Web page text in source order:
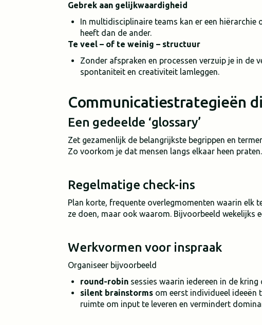
Gebrek aan gelijkwaardigheid
In multidisciplinaire teams kan er een hiërarchie
heeft dan de ander.
Te veel – of te weinig – structuur
Zonder afspraken en processen verzuip je in de
spontaniteit en creativiteit lamleggen.
Communicatiestrategieën
Een gedeelde ‘glossary’
Zet gezamenlijk de belangrijkste begrippen en
Zo voorkom je dat mensen langs elkaar heen praten.
Regelmatige check-ins
Plan korte, frequente overlegmomenten waarin elk
ze doen, maar ook waarom. Bijvoorbeeld wekelijks
Werkvormen voor inspraak
Organiseer bijvoorbeeld
round-robin sessies waarin iedereen in de
silent brainstorms om eerst individueel ideeën
ruimte om input te leveren en vermindert